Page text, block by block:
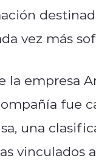
vez más
la empresa
fue
una
vinculados